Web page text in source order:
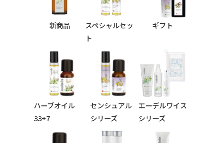
新商品
スペシャルセッ
ト
ギフト
ハーブオイル
33+7
シリーズ
センシュアル
シリーズ
エーデルワイス
シリーズ